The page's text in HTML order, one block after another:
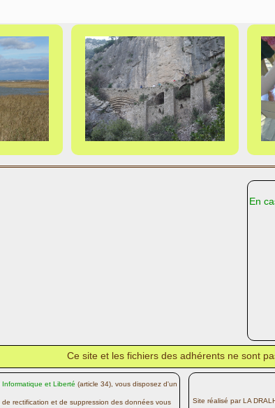
En
Ce site et les fichiers des adhérents ne sont
Informatique et Liberté (article 34), vous disposez d'un
rectification et de suppression des données vous Site réalisé par LA